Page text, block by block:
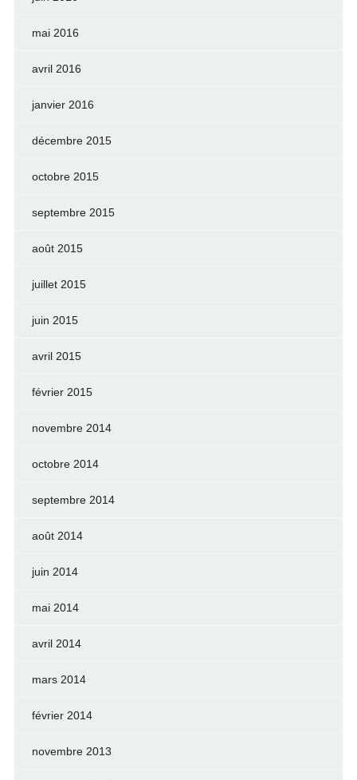
mai 2016
avril 2016
janvier 2016
décembre 2015
octobre 2015
septembre 2015
août 2015
juillet 2015
juin 2015
avril 2015
février 2015
novembre 2014
octobre 2014
septembre 2014
août 2014
juin 2014
mai 2014
avril 2014
mars 2014
février 2014
novembre 2013